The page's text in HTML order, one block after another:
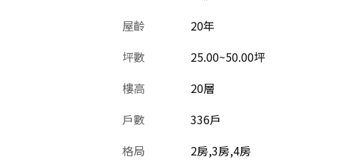
屋齡
20年
坪數
25.00~50.00坪
樓高
20層
戶數
336戶
格局
2房,3房,4房